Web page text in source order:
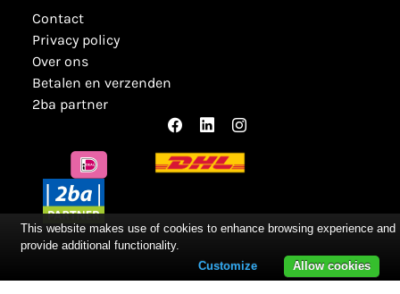
contact
privacy policy
over ons
betalen en verzenden
2ba partner
This website makes use of cookies to enhance browsing experience and
provide additional functionality.
Allow cookies
Customize